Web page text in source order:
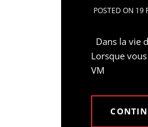
POSTED ON 19
Dans la vie
Lorsque
VM